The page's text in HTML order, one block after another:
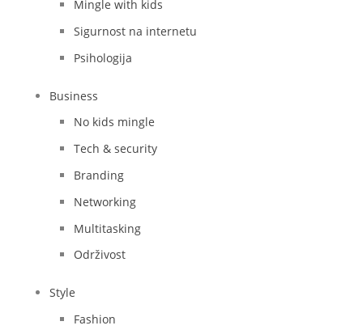
Mingle with kids
Sigurnost na internetu
Psihologija
Business
No kids mingle
Tech & security
Branding
Networking
Multitasking
Održivost
Style
Fashion